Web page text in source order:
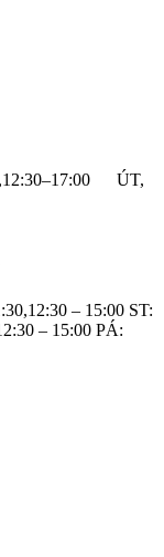
ÚT,
– 15:00 ST:
– 15:00 PÁ: